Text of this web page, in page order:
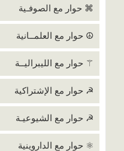
⌘ حوار مع الصوفـية
☮ حوار مع العلمــانية
⚚ حوار مع الليبراليــة
☭ حوار مع الإشتراكية
☭ حوار مع الشيوعيـة
⚛ حوار مع الداروينية